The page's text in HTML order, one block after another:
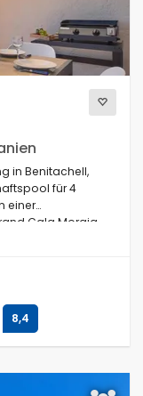
in Benitachell,
für 4
einer
Cala Moraig
8,4